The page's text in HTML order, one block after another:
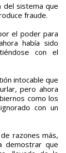
del sistema que
fraude.
el poder para
había sido
con el
intocable que
pero ahora
como los
con un
razones más,
demostrar que